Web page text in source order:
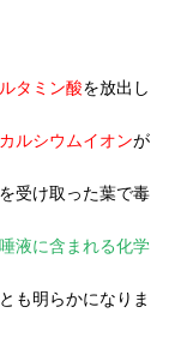
タミン酸を放出し
カルシウムイオンが
受け取った葉で毒
液に含まれる化学
も明らかになりま